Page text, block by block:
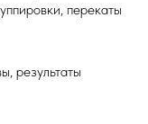
перекаты
результаты